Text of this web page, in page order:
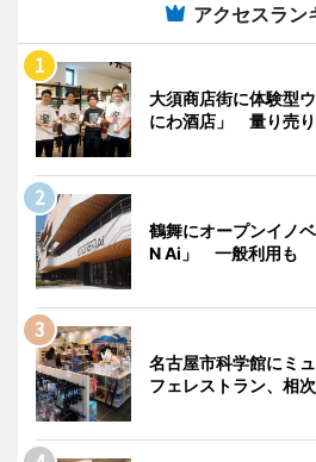
アクセスラン
大須商店街に体験型
にわ酒店」 量り売
鶴舞にオープンイノ
N Ai」 一般利用も
名古屋市科学館にミ
フェレストラン、相